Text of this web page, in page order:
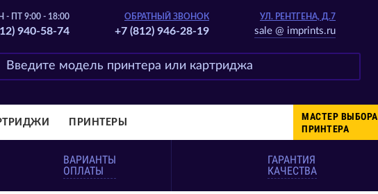
- ПТ 9:00 - 18:00
940-58-74
ОБРАТНЫЙ ЗВОНОК
+7 (812) 946-28-19
УЛ. РЕНТГЕНА, Д.7
sale @ imprints.ru
МАСТЕР ВЫБОРА
ПРИНТЕРА
ПРИНТЕРЫ
ВАРИАНТЫ
ОПЛАТЫ
ГАРАНТИЯ
КАЧЕСТВА